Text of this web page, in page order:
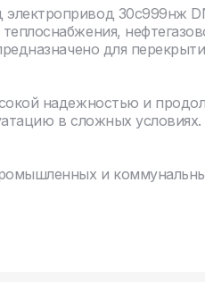
30с999нж
для
надежностью и
в сложных
и